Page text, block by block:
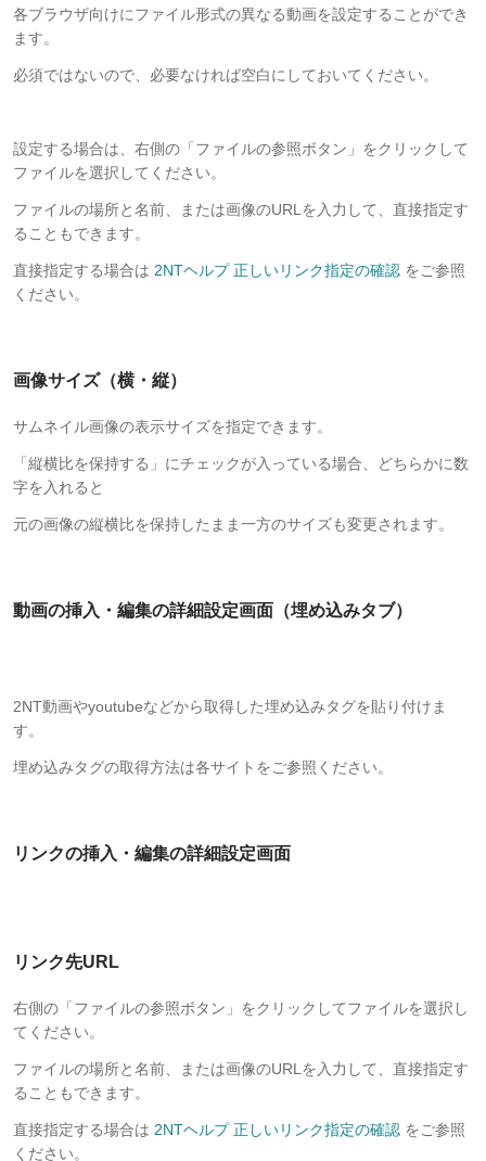
各ブラウザ向けにファイル形式の異なる動画を設定することができ
ます。
必須ではないので、必要なければ空白にしておいてください。
設定する場合は、右側の「ファイルの参照ボタン」をクリックして
ファイルを選択してください。
ファイルの場所と名前、または画像のURLを入力して、直接指定す
ることもできます。
直接指定する場合は 2NTヘルプ 正しいリンク指定の確認 をご参照
ください。
画像サイズ（横・縦）
サムネイル画像の表示サイズを指定できます。
「縦横比を保持する」にチェックが入っている場合、どちらかに数
字を入れると
元の画像の縦横比を保持したまま一方のサイズも変更されます。
動画の挿入・編集の詳細設定画面（埋め込みタブ）
2NT動画やyoutubeなどから取得した埋め込みタグを貼り付けま
す。
埋め込みタグの取得方法は各サイトをご参照ください。
リンクの挿入・編集の詳細設定画面
リンク先URL
右側の「ファイルの参照ボタン」をクリックしてファイルを選択し
てください。
ファイルの場所と名前、または画像のURLを入力して、直接指定す
ることもできます。
直接指定する場合は 2NTヘルプ 正しいリンク指定の確認 をご参照
ください。